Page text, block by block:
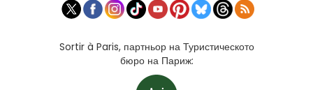
Sortir à Paris, партньор на Туристическото
бюро на Париж: